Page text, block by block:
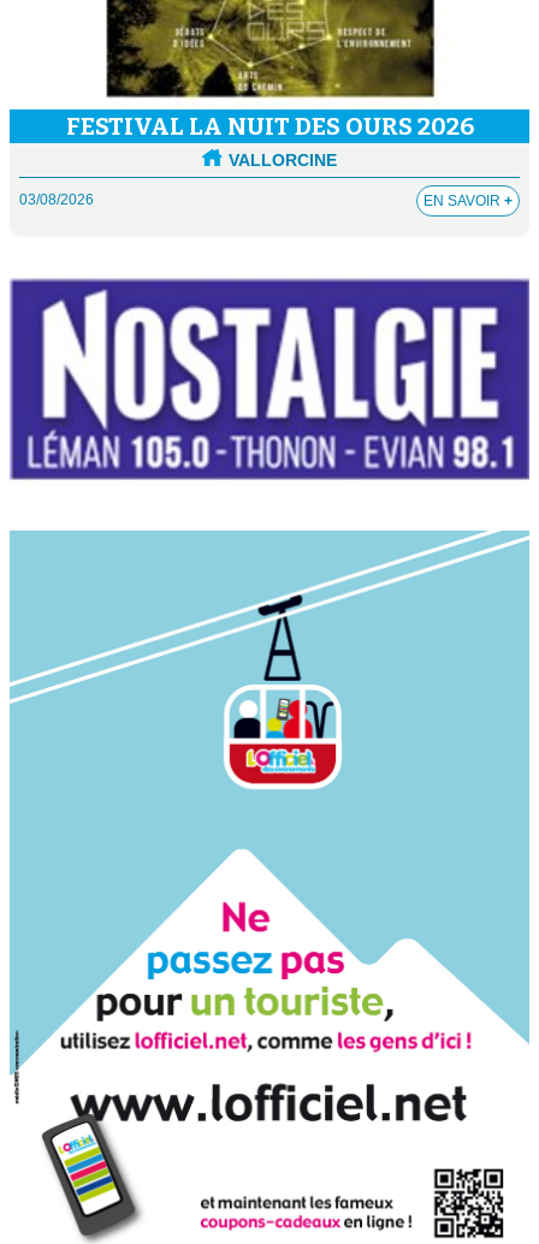
FESTIVAL LA NUIT DES OURS 2026
VALLORCINE
03/08/2026 EN SAVOIR +